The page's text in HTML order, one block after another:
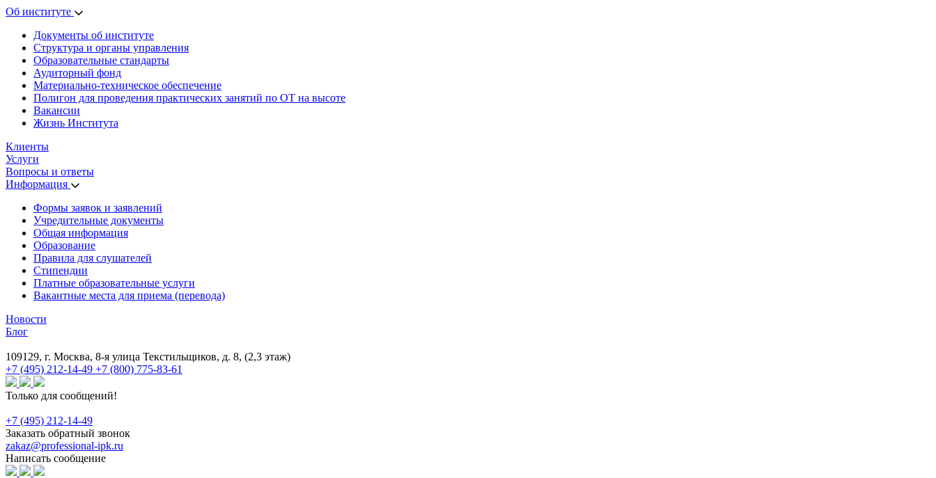
Об институте
Документы об институте
Структура и органы управления
Образовательные стандарты
Аудиторный фонд
Материально-техническое обеспечение
Полигон для проведения практических занятий по ОТ на высоте
Вакансии
Жизнь Института
Клиенты
Услуги
Вопросы и ответы
Информация
Формы заявок и заявлений
Учредительные документы
Общая информация
Образование
Правила для слушателей
Стипендии
Платные образовательные услуги
Вакантные места для приема (перевода)
Новости
Блог
109129, г. Москва, 8-я улица Текстильщиков, д. 8, (2,3 этаж)
+7 (495) 212-14-49 +7 (800) 775-83-61
Только для сообщений!
+7 (495) 212-14-49
Заказать обратный звонок
zakaz@professional-ipk.ru
Написать сообщение